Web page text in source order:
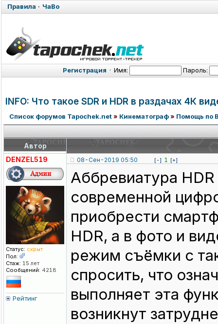
Правила · ЧаВо
Регистрация · Имя: Пароль:
INFO: Что такое SDR и HDR в раздачах 4К
Список форумов Tapochek.net» Кинематограф» Помощь по
Автор
DENZEL519
Статус: скрыт
Пол:
Стаж: 15 лет
Сообщений: 4218
Рейтинг
08-Сен-2019 05:50 [-] 1 [+]
Аббревиатура
современной
приобрести
HDR, а в фото и
режим съёмки с
спросить, что
выполняет эта
возникнут